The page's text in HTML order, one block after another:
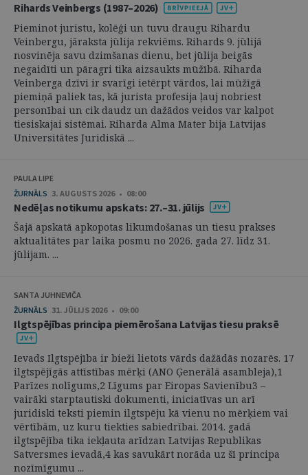
Rihards Veinbergs (1987–2026)
Pieminot juristu, kolēģi un tuvu draugu Rihardu
Veinbergu, jāraksta jūlija rekviēms. Rihards 9. jūlijā
nosvinēja savu dzimšanas dienu, bet jūlija beigās
negaidīti un pāragri tika aizsaukts mūžībā. Riharda
Veinberga dzīvi ir svarīgi ietērpt vārdos, lai mūžīgā
piemiņā paliek tas, kā jurista profesija ļauj nobriest
personībai un cik daudz un dažādos veidos var kalpot
tiesiskajai sistēmai. Riharda Alma Mater bija Latvijas
Universitātes Juridiskā ...
PAULA LIPE
ŽURNĀLS 3. AUGUSTS 2026 • 08:00
Nedēļas notikumu apskats: 27.–31. jūlijs
Šajā apskatā apkopotas likumdošanas un tiesu prakses
aktualitātes par laika posmu no 2026. gada 27. līdz 31.
jūlijam. ...
SANTA JUHNEVIČA
ŽURNĀLS 31. JŪLIJS 2026 • 09:00
Ilgtspējības principa piemērošana Latvijas tiesu praksē
Ievads Ilgtspējība ir bieži lietots vārds dažādās nozarēs. 17
ilgtspējīgās attīstības mērķi (ANO Ģenerālā asambleja),1
Parīzes nolīgums,2 Līgums par Eiropas Savienību3 –
vairāki starptautiski dokumenti, iniciatīvas un arī
juridiski teksti piemin ilgtspēju kā vienu no mērķiem vai
vērtībām, uz kuru tiekties sabiedrībai. 2014. gadā
ilgtspējība tika iekļauta arīdzan Latvijas Republikas
Satversmes ievadā,4 kas savukārt norāda uz šī principa
nozīmīgumu ...